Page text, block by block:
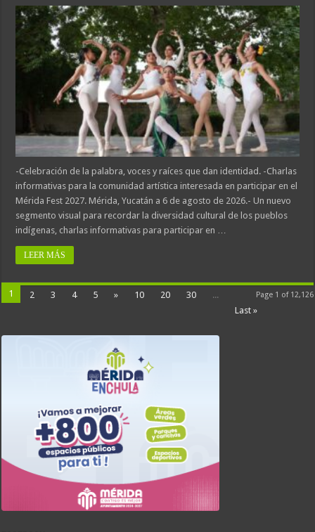
-Celebración de la palabra, voces y raíces que dan identidad. -Charlas
informativas para la comunidad artística interesada en participar en el
Mérida Fest 2027. Mérida, Yucatán a 6 de agosto de 2026.- Un nuevo
segmento visual para recordar la diversidad cultural de los pueblos
indígenas, charlas informativas para participar en …
LEER MÁS
Page 1 of 12,126
1 2 3 4 5 » 10 20 30
...
Last »